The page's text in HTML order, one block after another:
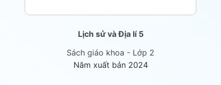
Lịch sử và Địa lí 5
Sách giáo khoa - Lớp 2
Năm xuất bản 2024